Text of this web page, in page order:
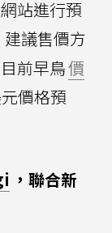
站進行預
議售價方
前早鳥價
價格預
，聯合新